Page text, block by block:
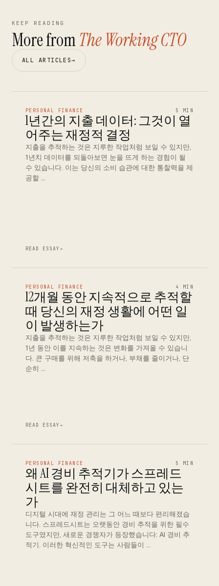
KEEP READING
More fromThe Working CTO
ALL ARTICLES→
PERSONAL FINANCE 5 MIN
1년간의 지출 데이터: 그것이 열
어주는 재정적 결정
지출을 추적하는 것은 지루한 작업처럼 보일 수 있지만,
1년치 데이터를 되돌아보면 눈을 뜨게 하는 경험이 될
수 있습니다. 이는 당신의 소비 습관에 대한 통찰력을 제
공할 …
READ ESSAY→
PERSONAL FINANCE 4 MIN
12개월 동안 지속적으로 추적할
때 당신의 재정 생활에 어떤 일
이 발생하는가
지출을 추적하는 것은 지루한 작업처럼 보일 수 있지만,
1년 동안 이를 지속하는 것은 변화를 가져올 수 있습니
다. 큰 구매를 위해 저축을 하거나, 부채를 줄이거나, 단
순히 …
READ ESSAY→
PERSONAL FINANCE 5 MIN
왜 AI 경비 추적기가 스프레드
시트를 완전히 대체하고 있는
가
디지털 시대에 재정 관리는 그 어느 때보다 편리해졌습
니다. 스프레드시트는 오랫동안 경비 추적을 위한 필수
도구였지만, 새로운 경쟁자가 등장했습니다: AI 경비 추
적기. 이러한 혁신적인 도구는 사람들이 …